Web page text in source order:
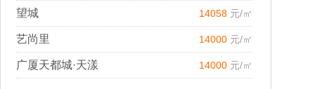
望城 14058 元/㎡
艺尚里 14000 元/㎡
广厦天都城·天漾 14000 元/㎡